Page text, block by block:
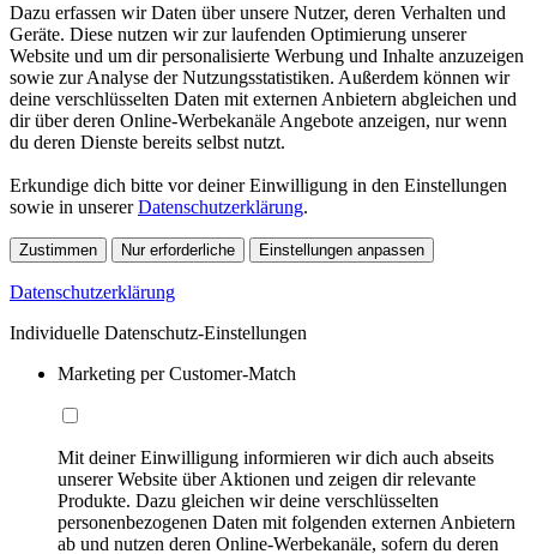
Dazu erfassen wir Daten über unsere Nutzer, deren Verhalten und
Geräte. Diese nutzen wir zur laufenden Optimierung unserer
Website und um dir personalisierte Werbung und Inhalte anzuzeigen
sowie zur Analyse der Nutzungsstatistiken. Außerdem können wir
deine verschlüsselten Daten mit externen Anbietern abgleichen und
dir über deren Online-Werbekanäle Angebote anzeigen, nur wenn
du deren Dienste bereits selbst nutzt.
Erkundige dich bitte vor deiner Einwilligung in den Einstellungen
sowie in unsererDatenschutzerklärung.
Zustimmen Nur erforderliche Einstellungen anpassen
Datenschutzerklärung
Individuelle Datenschutz-Einstellungen
Marketing per Customer-Match
Mit deiner Einwilligung informieren wir dich auch abseits
unserer Website über Aktionen und zeigen dir relevante
Produkte. Dazu gleichen wir deine verschlüsselten
personenbezogenen Daten mit folgenden externen Anbietern
ab und nutzen deren Online-Werbekanäle, sofern du deren